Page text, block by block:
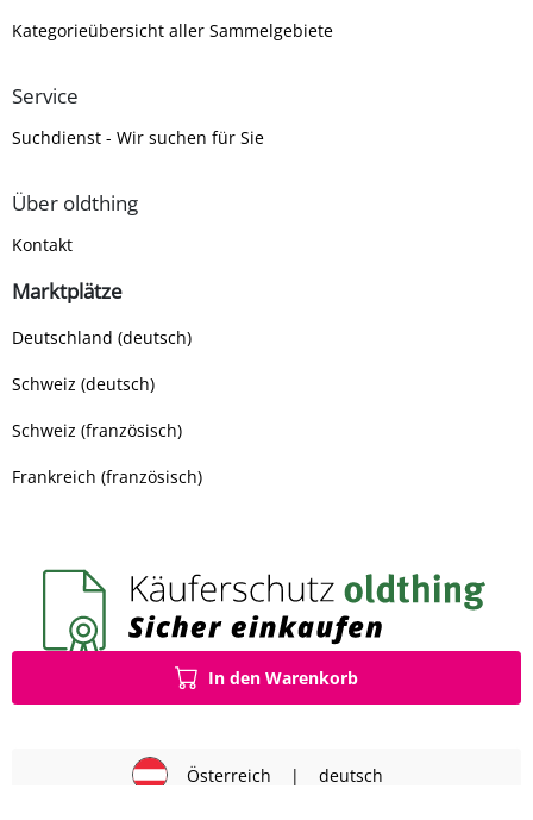
In den Warenkorb
Kategorieübersicht aller Sammelgebiete
Service
Suchdienst - Wir suchen für Sie
Über oldthing
Kontakt
Marktplätze
Deutschland (deutsch)
Schweiz (deutsch)
Schweiz (französisch)
Frankreich (französisch)
Österreich | deutsch